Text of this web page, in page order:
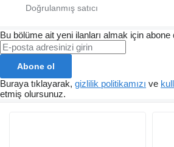
Bu bölüme ait yeni ilanları almak için abone
Abone ol
Buraya tıklayarak, gizlilik politikamızı ve
etmiş olursunuz.